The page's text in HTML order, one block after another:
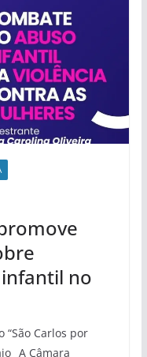
no
Carlos por
A Câmara